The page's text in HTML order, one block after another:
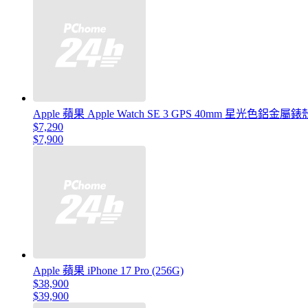
Apple 蘋果 Apple Watch SE 3 GPS 40mm 星光色鋁金屬
$7,290
$7,900
Apple 蘋果 iPhone 17 Pro (256G)
$38,900
$39,900